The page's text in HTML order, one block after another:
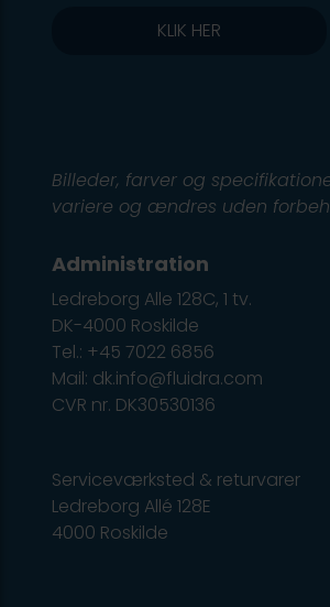
KLIK HER
Billeder, farver og
variere og ændres uden
Administration
Ledreborg Alle 128C, 1 tv.
DK-4000 Roskilde
Tel.: +45 7022 6856
Mail: dk.info@fluidra.com
CVR nr. DK30530136
Serviceværksted & returvarer
Ledreborg Allé 128E
4000 Roskilde